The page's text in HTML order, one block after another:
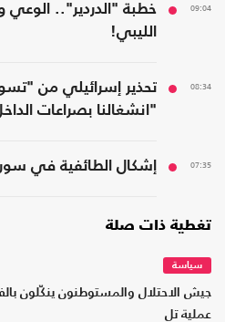
09:04
خطبة "الدردير".. الوعي
الليبي!
08:34
تحذير إسرائيلي من
"انشغالنا بصراعات
07:35 إشكال الطائفية في
تغطية ذات صلة
سياسة
جيش الاحتلال والمستوطنون ينكّلون
عملية تل